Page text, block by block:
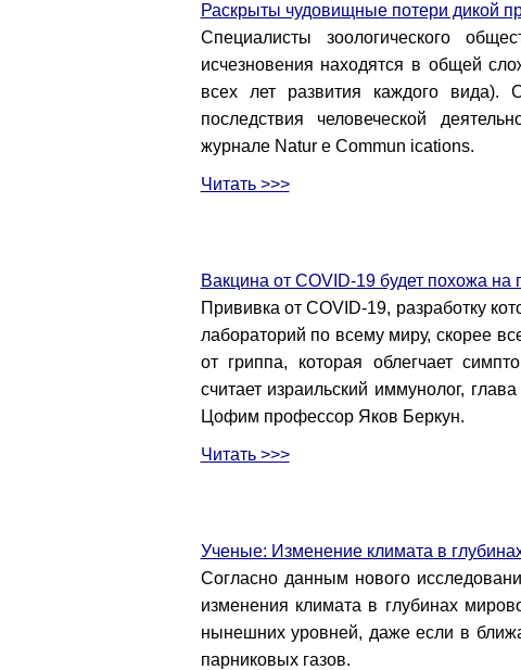
Раскрыты чудовищные потери дикой
Специалисты зоологического
исчезновения находятся в общей
всех лет развития каждого вида).
последствия человеческой
журнале Natur e Commun ications.
Читать >>>
Вакцина от COVID-19 будет похожа на
Прививка от COVID-19, разработку
лабораторий по всему миру, скорее
от гриппа, которая облегчает
считает израильский иммунолог,
Цофим профессор Яков Беркун.
Читать >>>
Ученые: Изменение климата в
Согласно данным нового
изменения климата в глубинах
нынешних уровней, даже если в
парниковых газов.